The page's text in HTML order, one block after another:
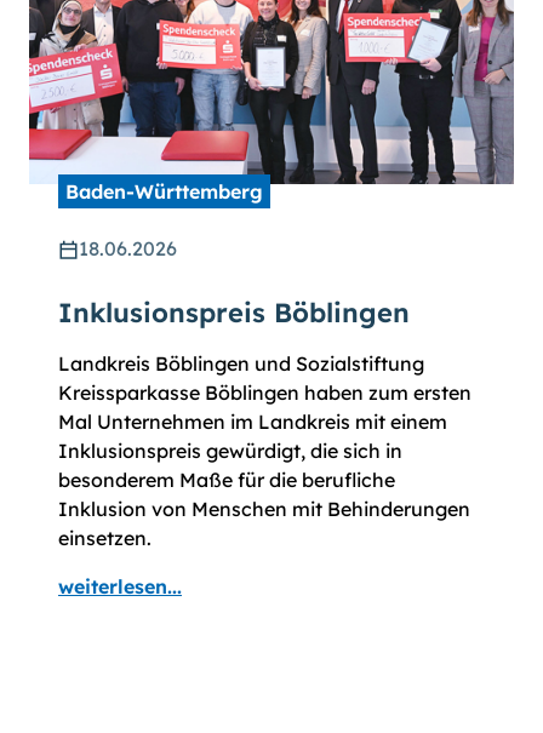
Baden-Württemberg
18.06.2026
Inklusionspreis Böblingen
Landkreis Böblingen und Sozialstiftung
Kreissparkasse Böblingen haben zum ersten
Mal Unternehmen im Landkreis mit einem
Inklusionspreis gewürdigt, die sich in
besonderem Maße für die berufliche
Inklusion von Menschen mit Behinderungen
einsetzen.
weiterlesen...